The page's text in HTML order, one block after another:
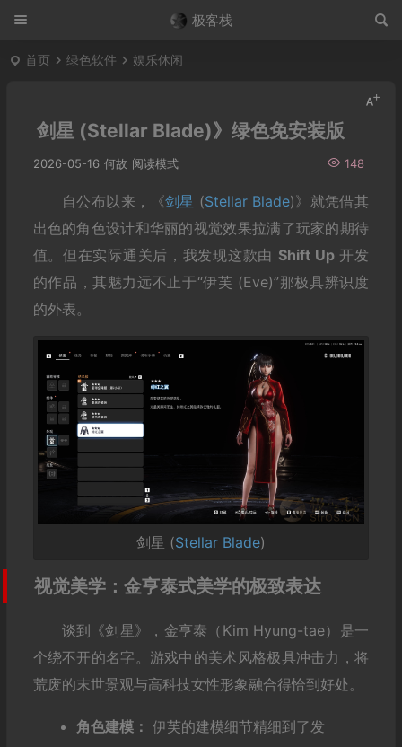
极客栈
首页 绿色软件 娱乐休闲
剑星 (Stellar Blade)》绿色免安装版
2026-05-16 何故 148
阅读模式
自公布以来，《剑星 (Stellar Blade)》就凭借其
出色的角色设计和华丽的视觉效果拉满了玩家的期待
值。但在实际通关后，我发现这款由 Shift Up开发
的作品，其魅力远不止于“伊芙 (Eve)”那极具辨识度
的外表。
剑星 (Stellar Blade)
视觉美学：金亨泰式美学的极致表达
谈到《剑星》，金亨泰（Kim Hyung-tae）是一
个绕不开的名字。游戏中的美术风格极具冲击力，将
荒废的末世景观与高科技女性形象融合得恰到好处。
角色建模： 伊芙的建模细节精细到了发